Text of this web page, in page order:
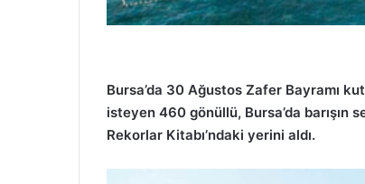
Bursa’da 30 Ağustos Zafer Bayramı
isteyen 460 gönüllü, Bursa’da barışın
Rekorlar Kitabı’ndaki yerini aldı.